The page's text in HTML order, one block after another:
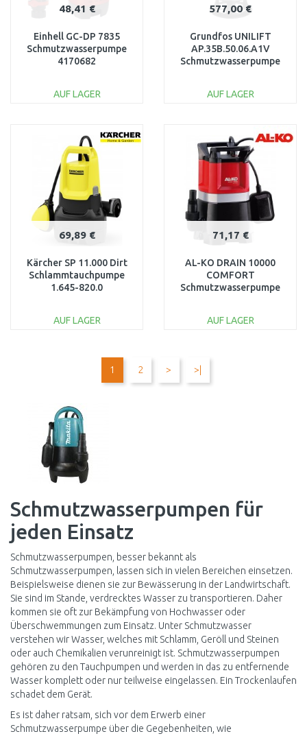
48,41 €
Einhell GC-DP 7835
Schmutzwasserpumpe
4170682
AUF LAGER
Vergleichen
577,00 €
Grundfos UNILIFT
AP.35B.50.06.A1V
Schmutzwasserpumpe
AUF LAGER
Vergleichen
69,89 €
Kärcher SP 11.000 Dirt
Schlammtauchpumpe
1.645-820.0
AUF LAGER
71,17 €
AL-KO DRAIN 10000
COMFORT
Schmutzwasserpumpe
AUF LAGER
1 2 > >|
Schmutzwasserpumpen für
jeden Einsatz
Schmutzwasserpumpen, besser bekannt als
Schmutzwasserpumpen, lassen sich in vielen Bereichen einsetzen.
Beispielsweise dienen sie zur Bewässerung in der Landwirtschaft.
Sie sind im Stande, verdrecktes Wasser zu transportieren. Daher
kommen sie oft zur Bekämpfung von Hochwasser oder
Überschwemmungen zum Einsatz. Unter Schmutzwasser
verstehen wir Wasser, welches mit Schlamm, Geröll und Steinen
oder auch Chemikalien verunreinigt ist. Schmutzwasserpumpen
gehören zu den Tauchpumpen und werden in das zu entfernende
Wasser komplett oder nur teilweise eingelassen. Ein Trockenlaufen
schadet dem Gerät.
Es ist daher ratsam, sich vor dem Erwerb einer
Schmutzwasserpumpe über die Gegebenheiten, wie